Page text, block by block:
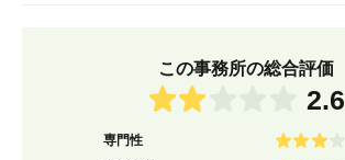
この事務所の総合評価
2.6
専門性